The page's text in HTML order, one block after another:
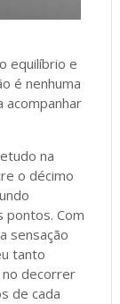
equilíbrio e
é nenhuma
acompanhar
na
o décimo
pontos. Com
sensação
tanto
decorrer
de cada